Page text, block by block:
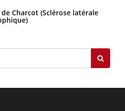
Charcot (Sclérose latérale